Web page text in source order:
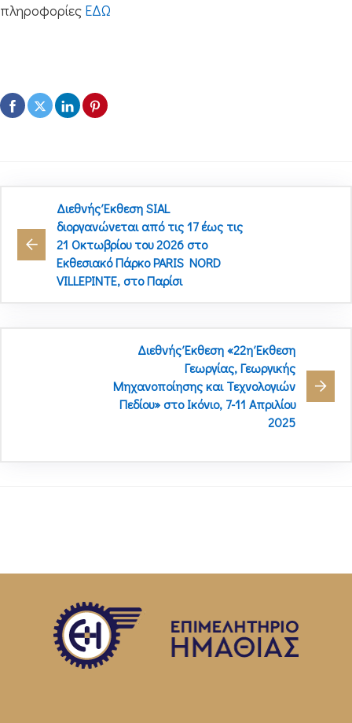
πληροφορίες ΕΔΩ
Διεθνής Έκθεση SIAL
διοργανώνεται από τις 17 έως τις
21 Οκτωβρίου του 2026 στο
Εκθεσιακό Πάρκο PARIS NORD
VILLEPINTE, στο Παρίσι
Διεθνής Έκθεση «22η Έκθεση
Γεωργίας, Γεωργικής
Μηχανοποίησης και Τεχνολογιών
Πεδίου» στο Ικόνιο, 7-11 Απριλίου
2025